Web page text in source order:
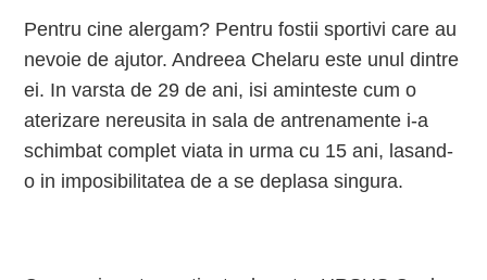
Pentru cine alergam? Pentru fostii sportivi care au
nevoie de ajutor. Andreea Chelaru este unul dintre
ei. In varsta de 29 de ani, isi aminteste cum o
aterizare nereusita in sala de antrenamente i-a
schimbat complet viata in urma cu 15 ani, lasand-
o in imposibilitatea de a se deplasa singura.